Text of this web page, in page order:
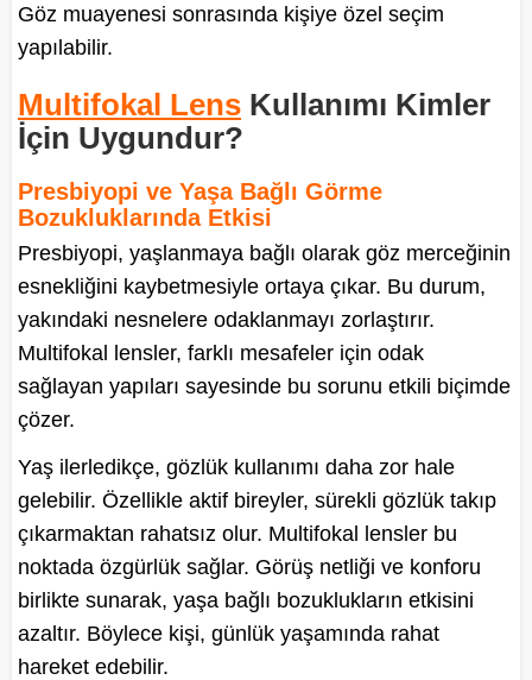
Göz muayenesi sonrasında kişiye özel seçim
yapılabilir.
Multifokal Lens Kullanımı Kimler
İçin Uygundur?
Presbiyopi ve Yaşa Bağlı Görme
Bozukluklarında Etkisi
Presbiyopi, yaşlanmaya bağlı olarak göz merceğinin
esnekliğini kaybetmesiyle ortaya çıkar. Bu durum,
yakındaki nesnelere odaklanmayı zorlaştırır.
Multifokal lensler, farklı mesafeler için odak
sağlayan yapıları sayesinde bu sorunu etkili biçimde
çözer.
Yaş ilerledikçe, gözlük kullanımı daha zor hale
gelebilir. Özellikle aktif bireyler, sürekli gözlük takıp
çıkarmaktan rahatsız olur. Multifokal lensler bu
noktada özgürlük sağlar. Görüş netliği ve konforu
birlikte sunarak, yaşa bağlı bozuklukların etkisini
azaltır. Böylece kişi, günlük yaşamında rahat
hareket edebilir.